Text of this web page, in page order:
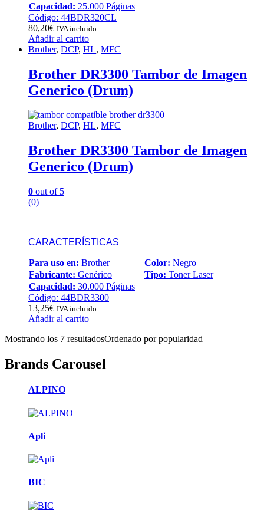
Capacidad: 25.000 Páginas
Código: 44BDR320CL
80,20€ IVA incluido
Añadir al carrito
Brother, DCP, HL, MFC
Brother DR3300 Tambor de Imagen
Generico (Drum)
Brother, DCP, HL, MFC
Brother DR3300 Tambor de Imagen
Generico (Drum)
0 out of 5
(0)
CARACTERÍSTICAS
Para uso en: Brother Color: Negro
Fabricante: Genérico Tipo: Toner Laser
Capacidad: 30.000 Páginas
Código: 44BDR3300
13,25€ IVA incluido
Añadir al carrito
Mostrando los 7 resultadosOrdenado por popularidad
Brands Carousel
ALPINO
Apli
BIC